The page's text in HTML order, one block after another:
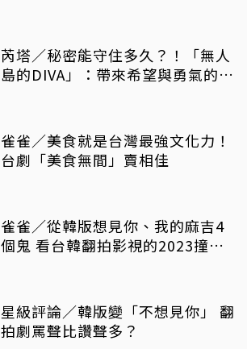
芮塔／秘密能守住多久？！「無人
島的DIVA」：帶來希望與勇氣的反
雀雀／美食就是台灣最強文化力！
台劇「美食無間」賣相佳
雀雀／從韓版想見你、我的麻吉4
個鬼 看台韓翻拍影視的2023撞擊
星級評論／韓版變「不想見你」 翻
拍劇罵聲比讚聲多？